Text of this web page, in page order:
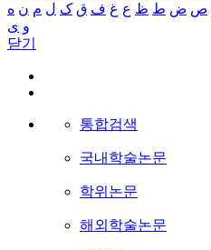
ص ض ط ظ ع غ ف ق ک ل م ن ه
و ی
닫기
통합검색
국내학술논문
학위논문
해외학술논문